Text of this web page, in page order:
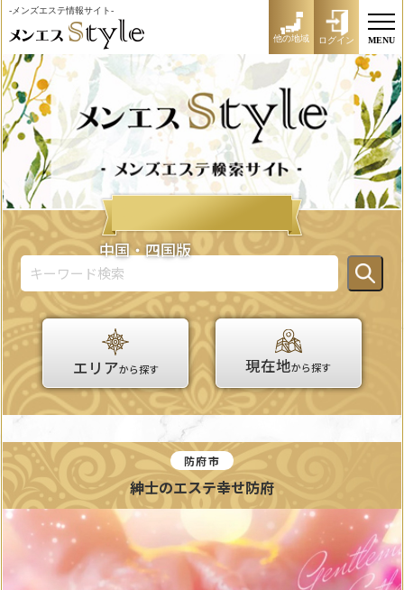
-メンズエステ情報サイト-
他の地域 ログイン MENU
中国・四国版
エリアから探す 現在地から探す
防府市
紳士のエステ幸せ防府